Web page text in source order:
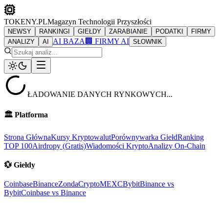
TOKENY.PLMagazyn Technologii Przyszłości
NEWSY RANKINGI GIEŁDY ZARABIANIE PODATKI
FIRMY
ANALIZY
AI AI BAZA 🏢 FIRMY AI SŁOWNIK
ŁADOWANIE DANYCH RYNKOWYCH...
🏛️ Platforma
Strona GłównaKursy KryptowalutPorównywarka GiełdRanking
TOP 100Airdropy (Gratis)Wiadomości KryptoAnalizy On-Chain
💱 Giełdy
CoinbaseBinanceZondaCryptoMEXCBybitBinance vs
BybitCoinbase vs Binance